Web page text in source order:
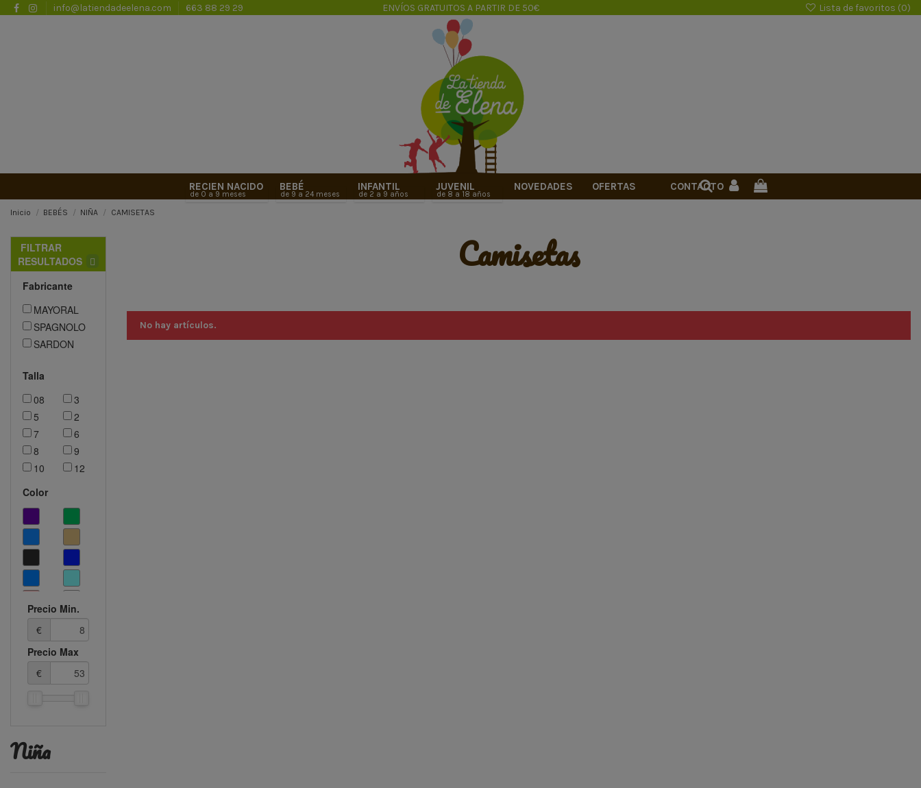
info@latiendadeelena.com 663 88 29 29 ENVÍOS GRATUITOS A PARTIR DE 50€ Lista de favoritos (0)
RECIEN NACIDO
de 0 a 9 meses
BEBÉ
de 9 a 24 meses
INFANTIL
de 2 a 9 años
JUVENIL
de 8 a 18 años
NOVEDADES OFERTAS CONTACTO
Inicio BEBÉS NIÑA CAMISETAS
camisetas
No hay artículos.
FILTRAR
RESULTADOS
Fabricante
MAYORAL
SPAGNOLO
SARDON
Talla
08
5
7
8
10
14
6M
07
4
3
2
6
9
12
4-6
6-9
12M
Color
Precio Min.
€
Precio Max
€
niña